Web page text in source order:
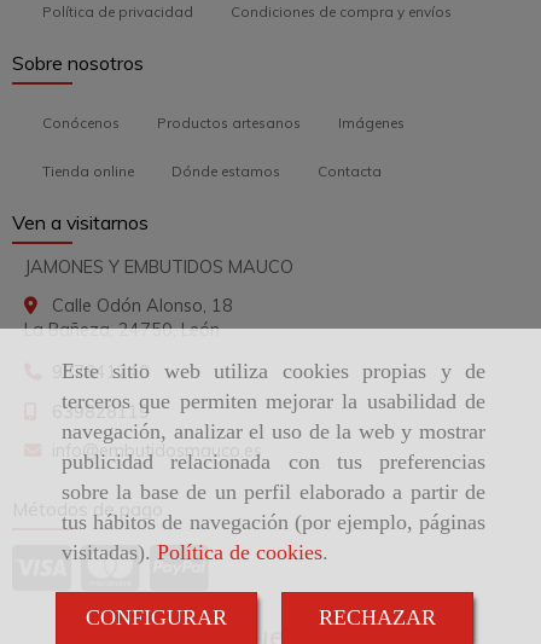
Este sitio web utiliza cookies propias y de
terceros que permiten mejorar la usabilidad de
navegación, analizar el uso de la web y mostrar
publicidad relacionada con tus preferencias
sobre la base de un perfil elaborado a partir de
tus hábitos de navegación (por ejemplo, páginas
visitadas). Política de cookies.
CONFIGURAR RECHAZAR
Política de privacidad Condiciones de compra y envíos
Sobre nosotros
Conócenos Productos artesanos Imágenes
Tienda online Dónde estamos Contacta
Ven a visitarnos
JAMONES Y EMBUTIDOS MAUCO
Calle Odón Alonso, 18
La Bañeza,24750,León
987641240
639828119
embutidosmauco.es
Métodos de pago
Síguenos